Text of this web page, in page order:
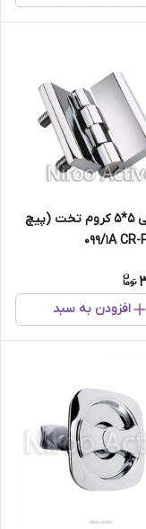
لولا سربی ۵*۵ کروم تخت (پیچ
افزودن به سبد